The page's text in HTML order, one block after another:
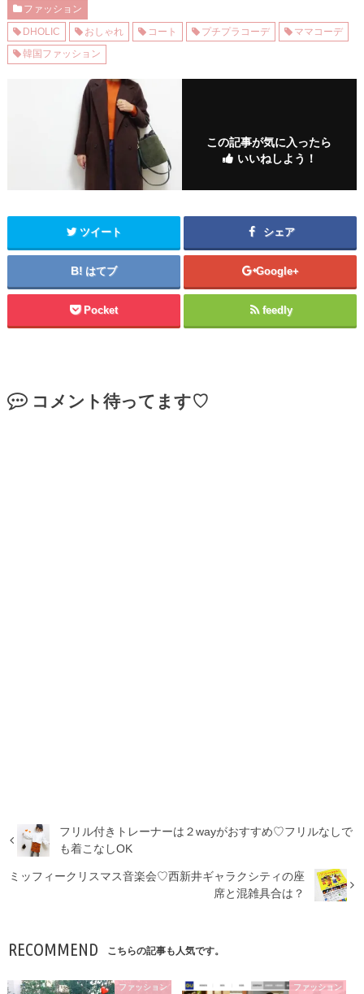
ファッション
DHOLIC
おしゃれ コート プチプラコーデ
ママコーデ
韓国ファッション
この記事が気に入ったら
いいねしよう！
ツイート シェア
はてブ Google+
Pocket feedly
コメント待ってます♡
フリル付きトレーナーは２wayがおすすめ♡フリルなしで
も着こなしOK
ミッフィークリスマス音楽会♡西新井ギャラクシティの座
席と混雑具合は？
RECOMMEND こちらの記事も人気です。
ファッション ファッション